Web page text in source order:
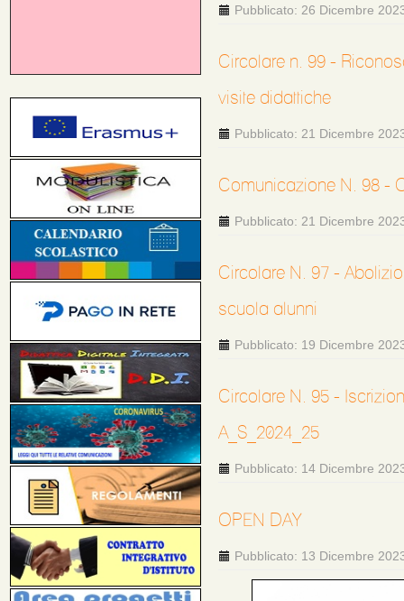
Pubblicato: 26 Dicembre
Circolare n. 99 -
visite didattiche
Pubblicato: 21 Dicembre
Comunicazione N. 98 -
Pubblicato: 21 Dicembre
Circolare N. 97 -
scuola alunni
Pubblicato: 19 Dicembre
Circolare N. 95 -
A_S_2024_25
Pubblicato: 14 Dicembre
OPEN DAY
Pubblicato: 13 Dicembre